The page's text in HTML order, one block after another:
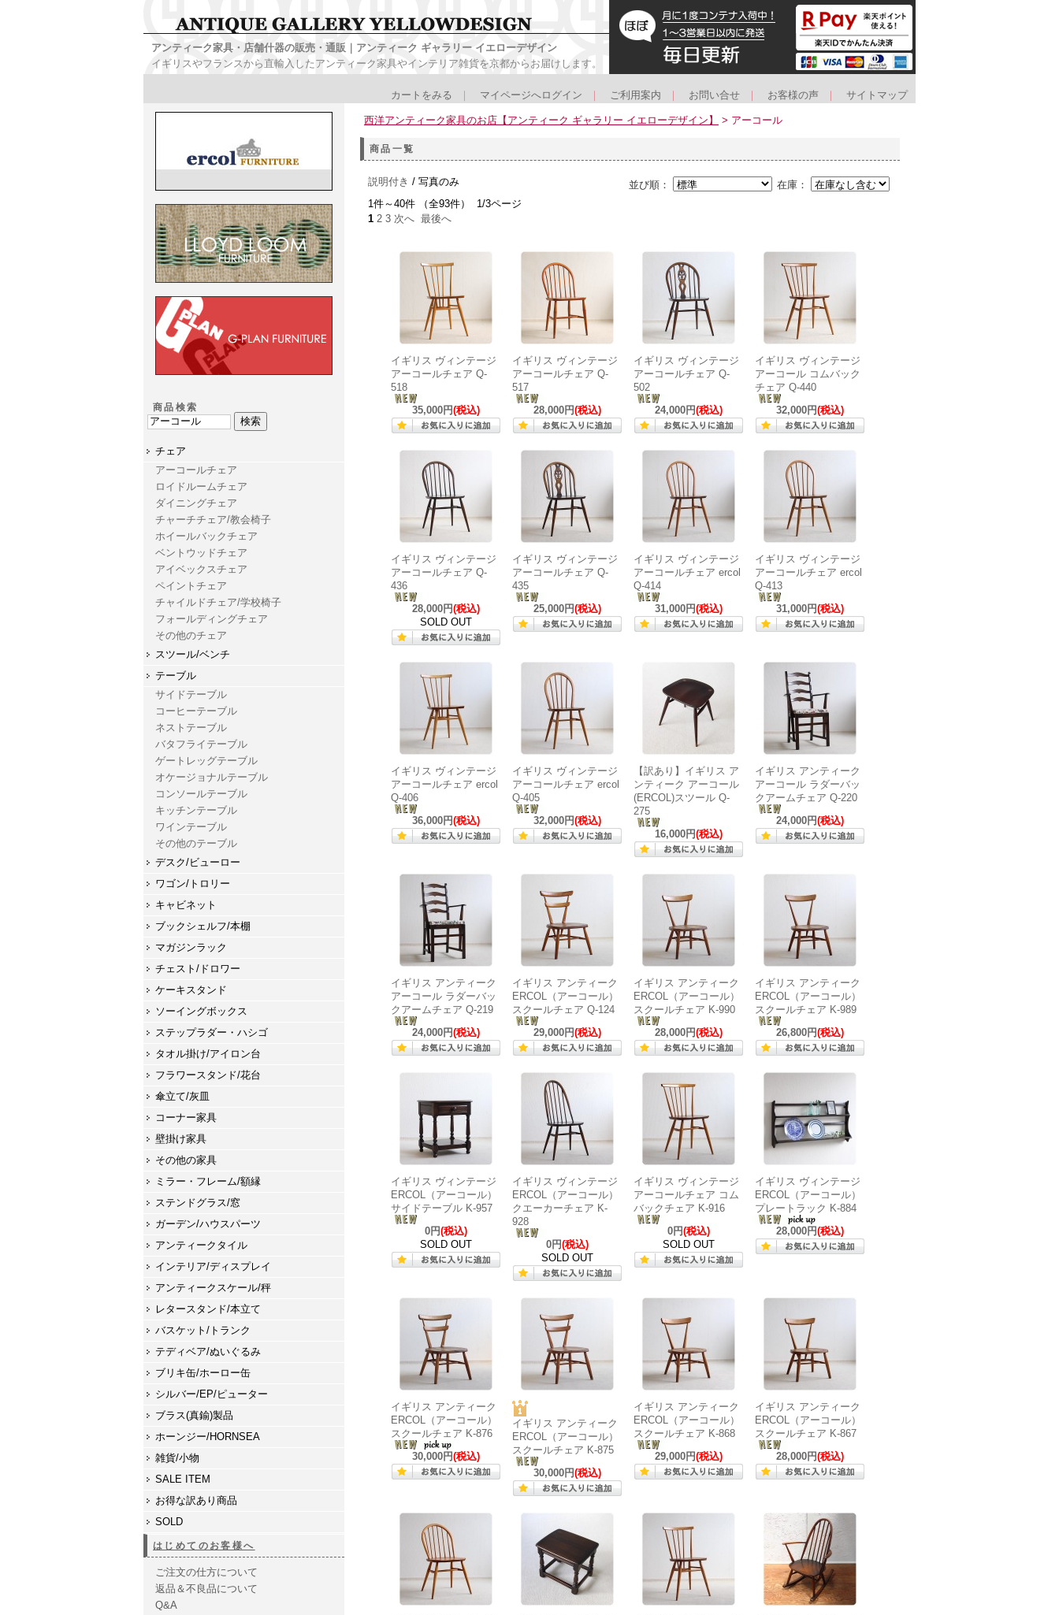
アンティーク家具・店舗什器の販売・通販｜アンティーク ギャラリー イエローデザイン
イギリスやフランスから直輸入したアンティーク家具やインテリア雑貨を京都からお届けします。
カートをみる マイページへログイン ご利用案内 お問い合せ お客様の声 サイトマップ
商品検索
チェア
アーコールチェア
ロイドルームチェア
ダイニングチェア
チャーチチェア/教会椅子
ホイールバックチェア
ベントウッドチェア
アイベックスチェア
ペイントチェア
チャイルドチェア/学校椅子
フォールディングチェア
その他のチェア
スツール/ベンチ
テーブル
サイドテーブル
コーヒーテーブル
ネストテーブル
バタフライテーブル
ゲートレッグテーブル
オケージョナルテーブル
コンソールテーブル
キッチンテーブル
ワインテーブル
その他のテーブル
デスク/ビューロー
ワゴン/トロリー
キャビネット
ブックシェルフ/本棚
マガジンラック
チェスト/ドロワー
ケーキスタンド
ソーイングボックス
ステップラダー・ハシゴ
タオル掛け/アイロン台
フラワースタンド/花台
傘立て/灰皿
コーナー家具
壁掛け家具
その他の家具
ミラー・フレーム/額縁
ステンドグラス/窓
ガーデン/ハウスパーツ
アンティークタイル
インテリア/ディスプレイ
アンティークスケール/秤
レタースタンド/本立て
バスケット/トランク
テディベア/ぬいぐるみ
ブリキ缶/ホーロー缶
シルバー/EP/ピューター
ブラス(真鍮)製品
ホーンジー/HORNSEA
雑貨/小物
SALE ITEM
お得な訳あり商品
SOLD
はじめてのお客様へ
ご注文の仕方について
返品＆不良品について
Q&A
西洋アンティーク家具のお店【アンティーク ギャラリー イエローデザイン】 > アーコール
商品一覧
在庫：
並び順：
説明付き / 写真のみ
1件～40件 （全93件） 1/3ページ
1 2 3 次へ 最後へ
イギリス ヴィンテージ
アーコールチェア Q-
518
35,000円(税込)
イギリス ヴィンテージ
アーコールチェア Q-
517
28,000円(税込)
イギリス ヴィンテージ
アーコールチェア Q-
502
24,000円(税込)
イギリス ヴィンテージ
アーコール コムバック
チェア Q-440
32,000円(税込)
イギリス ヴィンテージ
アーコールチェア Q-
436
28,000円(税込)
SOLD OUT
イギリス ヴィンテージ
アーコールチェア Q-
435
25,000円(税込)
イギリス ヴィンテージ
アーコールチェア ercol
Q-414
31,000円(税込)
イギリス ヴィンテージ
アーコールチェア ercol
Q-413
31,000円(税込)
イギリス ヴィンテージ
アーコールチェア ercol
Q-406
36,000円(税込)
イギリス ヴィンテージ
アーコールチェア ercol
Q-405
32,000円(税込)
【訳あり】イギリス ア
ンティーク アーコール
(ERCOL)スツール Q-
275
16,000円(税込)
イギリス アンティーク
アーコール ラダーバッ
クアームチェア Q-220
24,000円(税込)
イギリス アンティーク
アーコール ラダーバッ
クアームチェア Q-219
24,000円(税込)
イギリス アンティーク
ERCOL（アーコール）
スクールチェア Q-124
29,000円(税込)
イギリス アンティーク
ERCOL（アーコール）
スクールチェア K-990
28,000円(税込)
イギリス アンティーク
ERCOL（アーコール）
スクールチェア K-989
26,800円(税込)
イギリス ヴィンテージ
ERCOL（アーコール）
サイドテーブル K-957
0円(税込)
SOLD OUT
イギリス ヴィンテージ
ERCOL（アーコール）
クエーカーチェア K-
928
0円(税込)
SOLD OUT
イギリス ヴィンテージ
アーコールチェア コム
バックチェア K-916
0円(税込)
SOLD OUT
イギリス ヴィンテージ
ERCOL（アーコール）
プレートラック K-884
28,000円(税込)
イギリス アンティーク
ERCOL（アーコール）
スクールチェア K-876
30,000円(税込)
イギリス アンティーク
ERCOL（アーコール）
スクールチェア K-875
30,000円(税込)
イギリス アンティーク
ERCOL（アーコール）
スクールチェア K-868
29,000円(税込)
イギリス アンティーク
ERCOL（アーコール）
スクールチェア K-867
28,000円(税込)